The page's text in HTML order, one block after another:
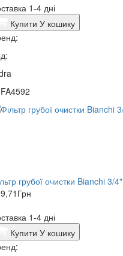
1-4 дні
Купити У кошику
грубої очистки Bianchi 3/4"
Грн
1-4 дні
Купити У кошику